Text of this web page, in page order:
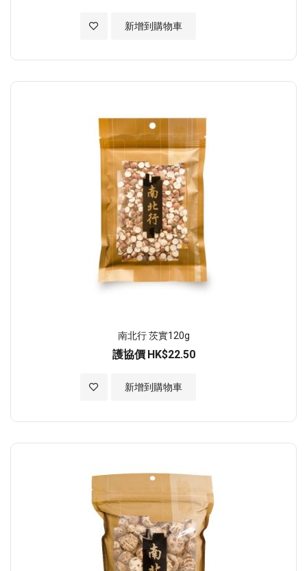
新增到購物車
加入至願望清單
南北行 茨實120g
護協價 HK$22.50
新增到購物車
加入至願望清單